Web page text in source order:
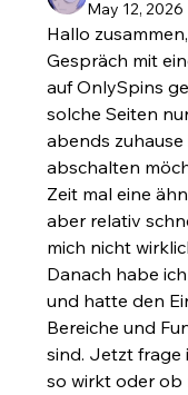
May 12, 2026
Hallo
Gespräch mit
auf OnlySpins
solche Seiten
abends
abschalten
Zeit mal eine
aber relativ
mich nicht
Danach habe
und hatte den
Bereiche und
sind. Jetzt frage
so wirkt oder ob